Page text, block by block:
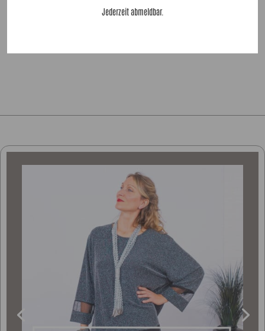
Jederzeit abmeldbar.